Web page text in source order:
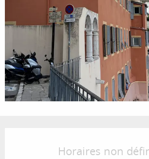
Horaires non